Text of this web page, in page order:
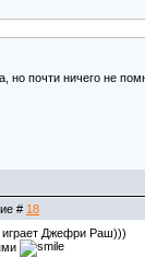
но почти ничего не
# 18
играет Джефри Раш)))